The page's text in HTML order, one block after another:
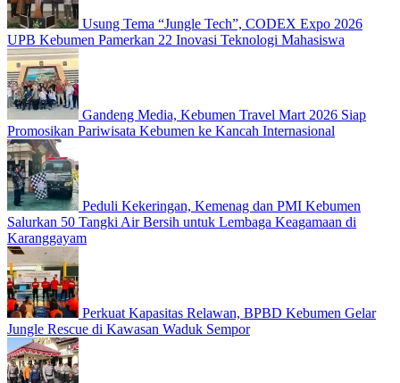
Usung Tema “Jungle Tech”, CODEX Expo 2026
UPB Kebumen Pamerkan 22 Inovasi Teknologi Mahasiswa
Gandeng Media, Kebumen Travel Mart 2026 Siap
Promosikan Pariwisata Kebumen ke Kancah Internasional
Peduli Kekeringan, Kemenag dan PMI Kebumen
Salurkan 50 Tangki Air Bersih untuk Lembaga Keagamaan di
Karanggayam
Perkuat Kapasitas Relawan, BPBD Kebumen Gelar
Jungle Rescue di Kawasan Waduk Sempor